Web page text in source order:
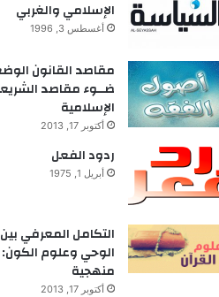
الإسلامي والغربي
أغسطس 3, 1996
مقاصد القانون
ضــوء مقاصد
الإسلامية
أكتوبر 17, 2013
ردود الفعل
أبريل 1, 1975
التكامل المعرفي
الوحي وعلوم الكون:
منهجية
أكتوبر 17, 2013